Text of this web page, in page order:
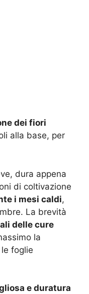
dei fiori
alla base, per
dura appena
di coltivazione
i mesi caldi,
La brevità
delle cure
la
foglie
e duratura